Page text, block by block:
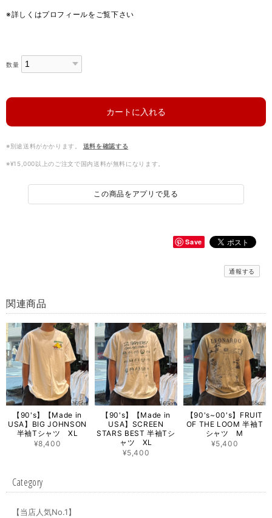
※詳しくはプロフィールをご覧下さい
数量
カートに入れる
※別途送料がかかります。 送料を確認する
※¥15,000以上のご注文で国内送料が無料になります。
この商品をアプリで見る
Save
通報する
関連商品
【90's】【Made in
USA】BIG JOHNSON
半袖Tシャツ XL
¥8,400
【90's】【Made in
USA】SCREEN
STARS BEST 半袖Tシ
ャツ XL
¥5,400
【90's~00's】FRUIT
OF THE LOOM 半袖T
シャツ M
¥5,400
Category
【当店人気No.1】